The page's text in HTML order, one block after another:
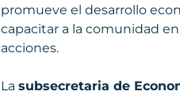
promueve el desarrollo
capacitar a la comunidad
acciones.
La subsecretaria de